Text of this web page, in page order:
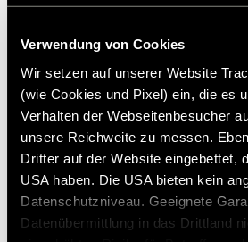
Verwendung von Cookies
Wir setzen auf unserer Website
(wie Cookies und Pixel) ein, die es
Verhalten der Webseitenbesucher
unsere Reichweite zu messen.
Dritter auf der Website eingebettet,
USA haben. Die USA bieten kein
Datenschutzniveau. Geeignete
Datenübermittlung in das Drittland
Anmärkning
ner till
Lägg till i
Passar artikeln till mitt fordon?
Artikelnummer: 2856554
* Hymer originaltillbehör är inte
utan kan endast beställas och
återförsäljare. Bilder kan ändras.